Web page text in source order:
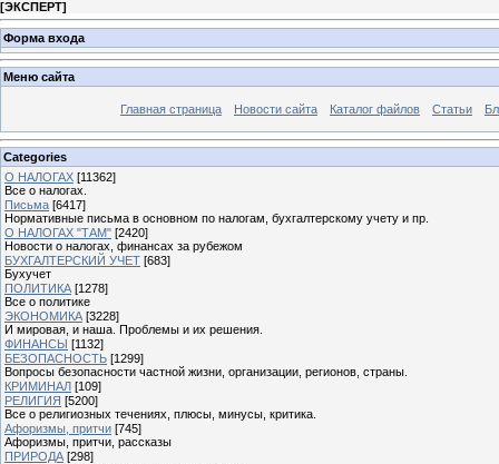
[ЭКСПЕРТ]
Форма входа
Меню сайта
Главная страница Новости сайта Каталог файлов Статьи
Categories
О НАЛОГАХ [11362]
Все о налогах.
Письма [6417]
Нормативные письма в основном по налогам, бухгалтерскому учету и пр.
О НАЛОГАХ "ТАМ" [2420]
Новости о налогах, финансах за рубежом
БУХГАЛТЕРСКИЙ УЧЕТ [683]
Бухучет
ПОЛИТИКА [1278]
Все о политике
ЭКОНОМИКА [3228]
И мировая, и наша. Проблемы и их решения.
ФИНАНСЫ [1132]
БЕЗОПАСНОСТЬ [1299]
Вопросы безопасности частной жизни, организации, регионов, страны.
КРИМИНАЛ [109]
РЕЛИГИЯ [5200]
Все о религиозных течениях, плюсы, минусы, критика.
Афоризмы, притчи [745]
Афоризмы, притчи, рассказы
ПРИРОДА [298]